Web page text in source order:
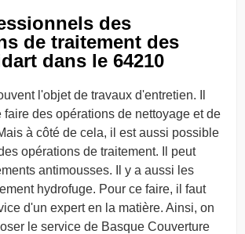
des
de traitement des
dans le 64210
l'objet de travaux d'entretien. Il
faire des opérations de nettoyage et de
à côté de cela, il est aussi possible
opérations de traitement. Il peut
antimousses. Il y a aussi les
hydrofuge. Pour ce faire, il faut
d'un expert en la matière. Ainsi, on
le service de Basque Couverture